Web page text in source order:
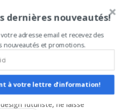
Airbnb montre un
les habitations insolites,
Ces logements
écologie et
Ils sont parfaits pour ceux
sentiers battus et vivre une
L’intérieur spacieux et
futuriste, ne laisse
dernières nouveautés!
adresse email et recevez des
nouveautés et promotions.
à votre lettre d'information!